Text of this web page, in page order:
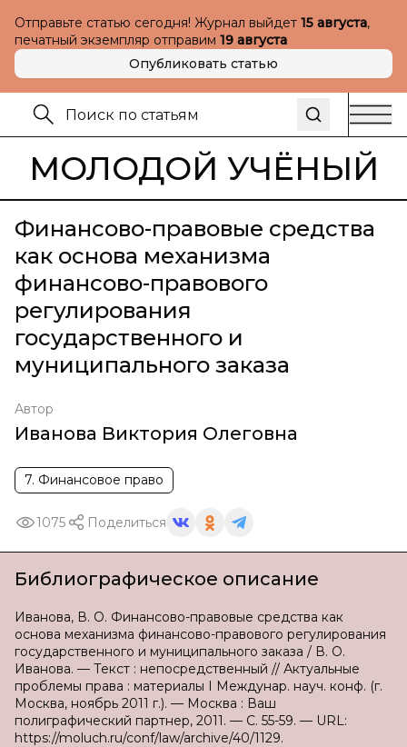
Отправьте статью сегодня! Журнал выйдет 15 августа,
печатный экземпляр отправим 19 августа
Опубликовать статью
МОЛОДОЙ УЧЁНЫЙ
Финансово-правовые средства
как основа механизма
финансово-правового
регулирования
государственного и
муниципального заказа
Автор
Иванова Виктория Олеговна
7. Финансовое право
1075 Поделиться
Библиографическое описание
Иванова, В. О. Финансово-правовые средства как
основа механизма финансово-правового регулирования
государственного и муниципального заказа / В. О.
Иванова. — Текст : непосредственный // Актуальные
проблемы права : материалы I Междунар. науч. конф. (г.
Москва, ноябрь 2011 г.). — Москва : Ваш
полиграфический партнер, 2011. — С. 55-59. — URL:
https://moluch.ru/conf/law/archive/40/1129.